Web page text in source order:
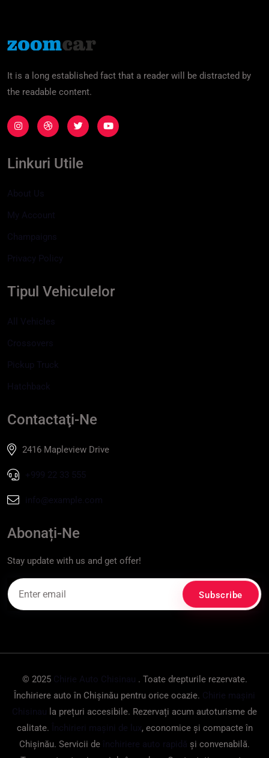
It is a long established fact that a reader will be distracted by
the readable content.
Linkuri Utile
About Us
My Account
Champaigns
Privacy Policy
Tipul Vehiculelor
All Vehicles
Crossovers
Pickup Truck
Hatchback
Contactaţi-Ne
2416 Mapleview Drive
+999 22 33 555
info@example.com
Abonați-Ne
Stay update with us and get offer!
© 2025 Chirie Auto Chisinau . Toate drepturile rezervate.
Închiriere auto în Chișinău pentru orice ocazie. Chirie mașini
Chisinau la prețuri accesibile. Rezervați acum autoturisme de
calitate. Închirieri mașini de lux, economice și compacte în
Chișinău. Servicii de închiriere auto rapidă și convenabilă.